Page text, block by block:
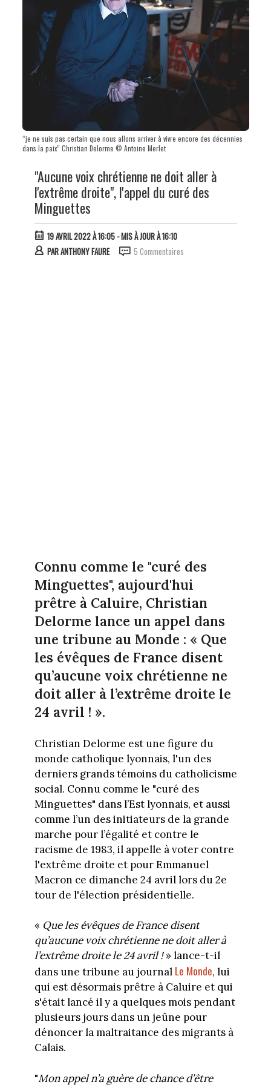
“je ne suis pas certain que nous allons arriver à vivre encore des décennies
dans la paix” Christian Delorme © Antoine Merlet
"Aucune voix chrétienne ne doit aller à
l'extrême droite", l'appel du curé des
Minguettes
19 AVRIL 2022 À 16:05- MIS À JOUR À 16:10
PARANTHONY FAURE 5 Commentaires
Connu comme le "curé des
Minguettes", aujourd'hui
prêtre à Caluire, Christian
Delorme lance un appel dans
une tribune au Monde : « Que
les évêques de France disent
qu’aucune voix chrétienne ne
doit aller à l’extrême droite le
24 avril ! ».
Christian Delorme est une figure du
monde catholique lyonnais, l'un des
derniers grands témoins du catholicisme
social. Connu comme le "curé des
Minguettes" dans l’Est lyonnais, et aussi
comme l’un des initiateurs de la grande
marche pour l’égalité et contre le
racisme de 1983, il appelle à voter contre
l'extrême droite et pour Emmanuel
Macron ce dimanche 24 avril lors du 2e
tour de l'élection présidentielle.
« Que les évêques de France disent
qu’aucune voix chrétienne ne doit aller à
l’extrême droite le 24 avril !» lance-t-il
dans une tribune au journal Le Monde, lui
qui est désormais prêtre à Caluire et qui
s'était lancé il y a quelques mois pendant
plusieurs jours dans un jeûne pour
dénoncer la maltraitance des migrants à
Calais.
"Mon appel n’a guère de chance d’être